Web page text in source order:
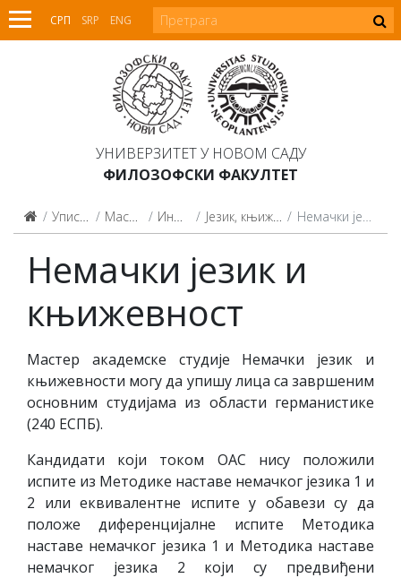
СРП SRP ENG
УНИВЕРЗИТЕТ У НОВОМ САДУ
ФИЛОЗОФСКИ ФАКУЛТЕТ
Упис на студије Мастер студије Информатор Језик, књижевност и култура Немачки језик и књижевност
Немачки језик и
књижевност
Мастер академске студије Немачки језик и
књижевности могу да упишу лица са завршеним
основним студијама из области германистике
(240 ЕСПБ).
Кандидати који током ОАС нису положили
испите из Методике наставе немачког језика 1 и
2 или еквивалентне испите у обавези су да
положе диференцијалне испите Методика
наставе немачког језика 1 и Методика наставе
немачког језика 2 који су предвиђени